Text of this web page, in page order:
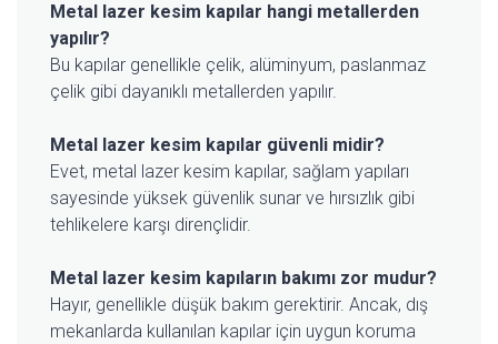
Metal lazer kesim kapılar hangi metallerden
yapılır?
Bu kapılar genellikle çelik, alüminyum, paslanmaz
çelik gibi dayanıklı metallerden yapılır.
Metal lazer kesim kapılar güvenli midir?
Evet, metal lazer kesim kapılar, sağlam yapıları
sayesinde yüksek güvenlik sunar ve hırsızlık gibi
tehlikelere karşı dirençlidir.
Metal lazer kesim kapıların bakımı zor mudur?
Hayır, genellikle düşük bakım gerektirir. Ancak, dış
mekanlarda kullanılan kapılar için uygun koruma